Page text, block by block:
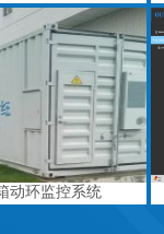
动环监控系统